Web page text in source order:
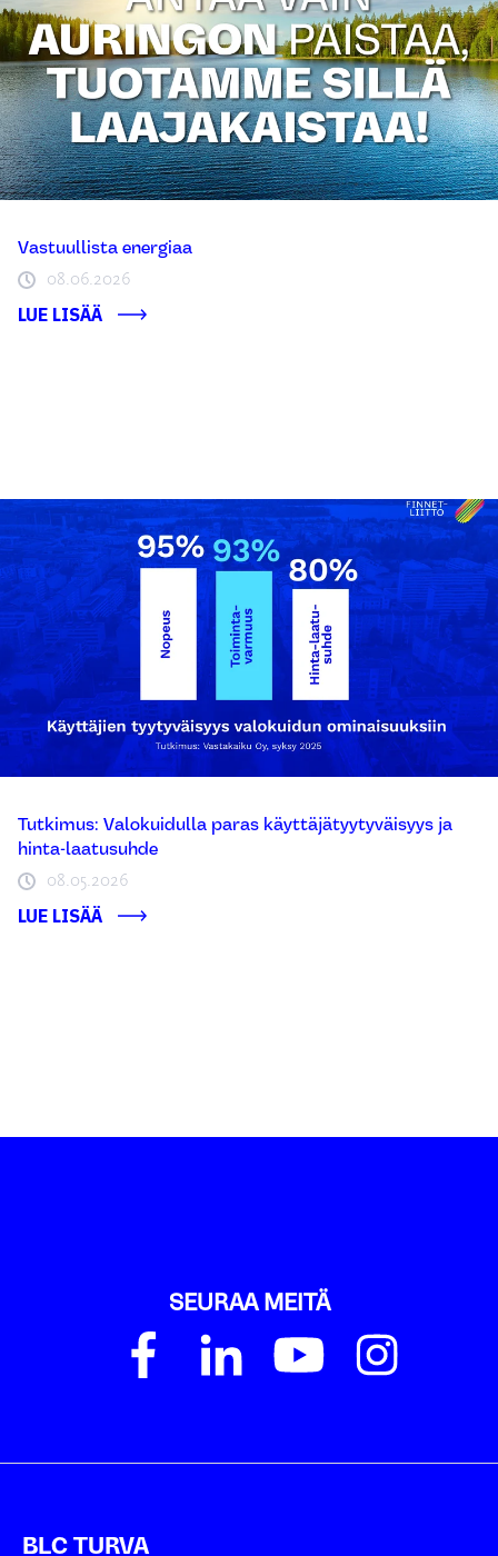
Vastuullista energiaa
08.06.2026
LUE LISÄÄ
Tutkimus: Valokuidulla paras käyttäjätyytyväisyys ja
hinta-laatusuhde
08.05.2026
LUE LISÄÄ
SEURAA MEITÄ
BLC TURVA